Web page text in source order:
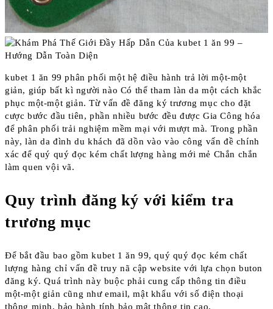
kubet 1 ăn 99 phân phối một hệ điều hành trả lời một-một
giản, giúp bất kì người nào Có thể tham làn da một cách khắc
phục một-một giản. Từ vấn đề đăng ký trương mục cho đặt
cược bước đầu tiên, phần nhiều bước đều được Gia Công hóa
để phân phối trải nghiệm mềm mại với mượt mà. Trong phần
này, làn da đình du khách đã dồn vào vào công vấn đề chính
xác để quý quý đọc kém chất lượng hàng mới mẻ Chắn chắn
làm quen vội vã.
Quy trình đăng ký với kiểm tra
trương mục
Để bắt đầu bao gồm kubet 1 ăn 99, quý quý đọc kém chất
lượng hàng chỉ vấn đề truy nã cập website với lựa chọn buton
đăng ký. Quá trình này buộc phải cung cấp thông tin điều
một-một giản cũng như email, mật khẩu với số điện thoại
thông minh, bảo hành tính bảo mật thông tin cao.